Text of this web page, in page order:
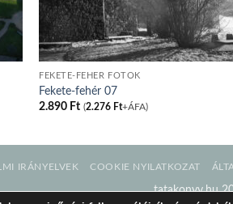
FEKETE-FEHÉR FOTÓK
Fekete-fehér 07
2.890 Ft (2.276 Ft+ÁFA)
IRÁNYELVEK COOKIE NYILATKOZAT
tatakonyv.hu